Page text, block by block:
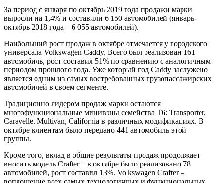
За период с января по октябрь 2019 года продажи марки
выросли на 1,4% и составили 6 150 автомобилей (январь-
октябрь 2018 года – 6 055 автомобилей).
Наибольший рост продаж в октябре отмечается у городского
универсала Volkswagen Caddy. Всего был реализован 161
автомобиль, рост составил 51% по сравнению с аналогичным
периодом прошлого года. Уже который год Caddy заслужено
является одним из самых востребованных грузопассажирских
автомобилей в своем сегменте.
Традиционно лидером продаж марки остаются
многофункциональные минивэны семейства Т6: Transporter,
Caravelle. Multivan, California в различных модификациях. В
октябре клиентам было передано 441 автомобиль этой
группы.
Кроме того, вклад в общие результаты продаж продолжает
вносить модель Crafter – в октябре было реализовано 78
автомобилей, рост составил 13%. Volkswagen Crafter –
воплощение всех самых технологичных и функциональных